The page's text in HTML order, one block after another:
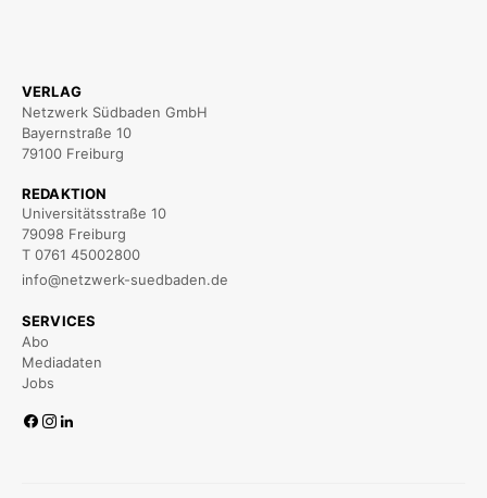
VERLAG
Netzwerk Südbaden GmbH
Bayernstraße 10
79100 Freiburg
REDAKTION
Universitätsstraße 10
79098 Freiburg
T 0761 45002800
info@netzwerk-suedbaden.de
SERVICES
Abo
Mediadaten
Jobs